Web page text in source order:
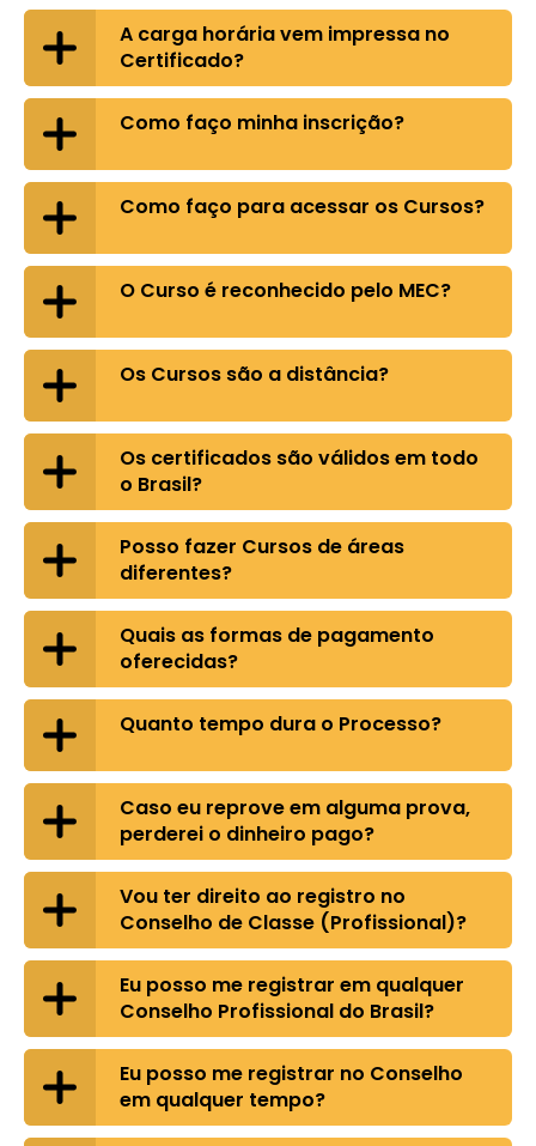
A carga horária vem impressa no
Certificado?
Como faço minha inscrição?
Como faço para acessar os Cursos?
O Curso é reconhecido pelo MEC?
Os Cursos são a distância?
Os certificados são válidos em todo
o Brasil?
Posso fazer Cursos de áreas
diferentes?
Quais as formas de pagamento
oferecidas?
Quanto tempo dura o Processo?
Caso eu reprove em alguma prova,
perderei o dinheiro pago?
Vou ter direito ao registro no
Conselho de Classe (Profissional)?
Eu posso me registrar em qualquer
Conselho Profissional do Brasil?
Eu posso me registrar no Conselho
em qualquer tempo?